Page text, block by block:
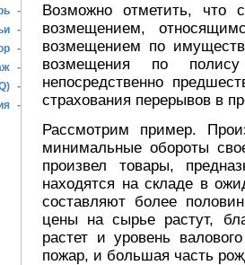
-
-
-
-
-
-
Возможно отметить, что
возмещением,
возмещением по
возмещения по
непосредственно
страхования перерывов в
Рассмотрим пример.
минимальные обороты
произвел товары,
находятся на складе в
составляют более
цены на сырье растут,
растет и уровень
пожар, и большая часть